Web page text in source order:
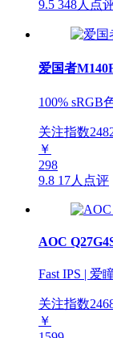
9.5 348人点
爱国者
100% sRGB
关注指数
￥
298
9.8 17人点评
AOC
Fast IPS | 爱
关注指数
￥